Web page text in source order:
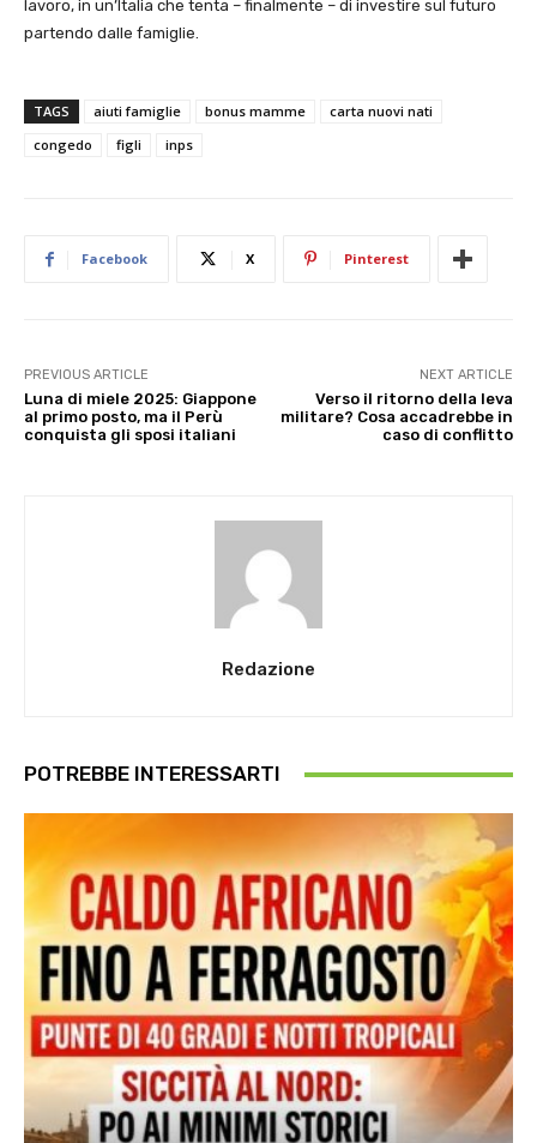
lavoro, in un’Italia che tenta – finalmente – di investire sul futuro
partendo dalle famiglie.
TAGS aiuti famiglie bonus mamme
carta nuovi nati
congedo
figli inps
Facebook X Pinterest
PREVIOUS ARTICLE
Luna di miele 2025: Giappone
al primo posto, ma il Perù
conquista gli sposi italiani
NEXT ARTICLE
Verso il ritorno della leva
militare? Cosa accadrebbe in
caso di conflitto
Redazione
POTREBBE INTERESSARTI